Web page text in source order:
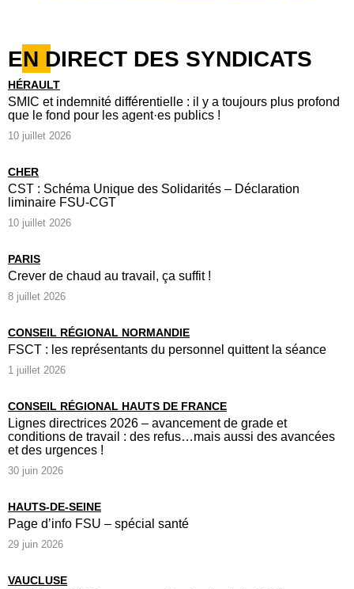
EN DIRECT DES SYNDICATS
HÉRAULT
SMIC et indemnité différentielle : il y a toujours plus profond
que le fond pour les agent·es publics !
10 juillet 2026
CHER
CST : Schéma Unique des Solidarités – Déclaration
liminaire FSU-CGT
10 juillet 2026
PARIS
Crever de chaud au travail, ça suffit !
8 juillet 2026
CONSEIL RÉGIONAL NORMANDIE
FSCT : les représentants du personnel quittent la séance
1 juillet 2026
CONSEIL RÉGIONAL HAUTS DE FRANCE
Lignes directrices 2026 – avancement de grade et
conditions de travail : des refus…mais aussi des avancées
et des urgences !
30 juin 2026
HAUTS-DE-SEINE
Page d’info FSU – spécial santé
29 juin 2026
VAUCLUSE